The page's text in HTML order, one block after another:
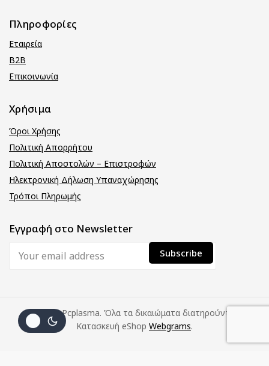
Πληροφορίες
Εταιρεία
B2B
Επικοινωνία
Χρήσιμα
Όροι Χρήσης
Πολιτική Απορρήτου
Πολιτική Αποστολών – Επιστροφών
Ηλεκτρονική Δήλωση Υπαναχώρησης
Τρόποι Πληρωμής
Εγγραφή στο Newsletter
© 2026 Pcplasma. Όλα τα δικαιώματα διατηρούνται.
Κατασκευή eShop Webgrams.